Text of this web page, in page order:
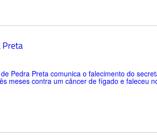
Pedra Preta comunica o falecimento do
meses contra um câncer de fígado e faleceu